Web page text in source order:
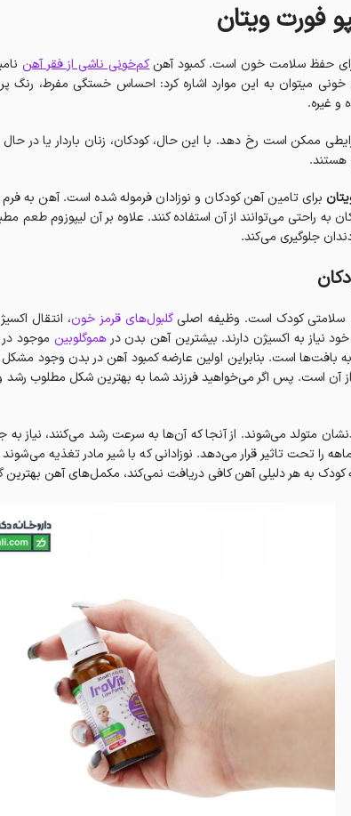
فورت ویتان
حفظ سلامت خون است. کمبود آهنکم‌خونی ناشی از فقر آهن
خونی میتوان به این موارد اشاره کرد: احساس خستگی مفرط،
و غیره.
ممکن است رخ دهد. با این حال، کودکان، زنان باردار یا در حال
هستند.
برای تامین آهن کودکان و نوزادان فرموله شده است. آهن به
به راحتی می‌توانند از آن استفاده کنند. علاوه بر آن لیپوزوم
جلوگیری می‌کند.
کودک است. وظیفه اصلیگلبول‌های قرمز خون، انتقال
نیاز به اکسیژن دارند. بیشترین آهن بدن درهموگلوبین موجود
است. بنابراین اولین عارضه کمبود آهن در بدن وجود مشکل
است. پس اگر می‌خواهید فرزند شما به بهترین شکل مطلوب رشد و
متولد می‌شوند. از آنجا که آن‌ها به سرعت رشد می‌کنند، نیاز
فقر آهن بیشتر نوزادان ۹ تا ۲۴ ماهه را تحت تاثیر قرار می‌دهد. نوزادانی که با شیر مادر
به هر دلیلی آهن کافی دریافت نمی‌کند، مکمل‌های آهن بهترین